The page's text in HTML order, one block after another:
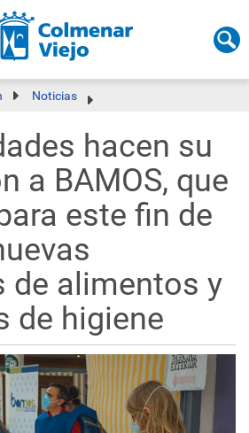
Noticias
hacen su
a BAMOS, que
este fin de
de alimentos y
de higiene